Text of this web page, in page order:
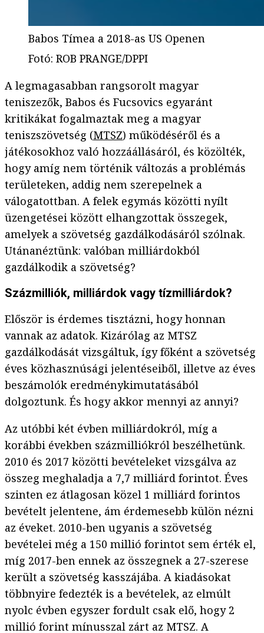
Babos Tímea a 2018-as US Openen
Fotó: ROB PRANGE/DPPI
A legmagasabban rangsorolt magyar
teniszezők, Babos és Fucsovics egyaránt
kritikákat fogalmaztak meg a magyar
teniszszövetség (MTSZ) működéséről és a
játékosokhoz való hozzáállásáról, és közölték,
hogy amíg nem történik változás a problémás
területeken, addig nem szerepelnek a
válogatottban. A felek egymás közötti nyílt
üzengetései között elhangzottak összegek,
amelyek a szövetség gazdálkodásáról szólnak.
Utánanéztünk: valóban milliárdokból
gazdálkodik a szövetség?
Százmilliók, milliárdok vagy tízmilliárdok?
Először is érdemes tisztázni, hogy honnan
vannak az adatok. Kizárólag az MTSZ
gazdálkodását vizsgáltuk, így főként a szövetség
éves közhasznúsági jelentéseiből, illetve az éves
beszámolók eredménykimutatásából
dolgoztunk. És hogy akkor mennyi az annyi?
Az utóbbi két évben milliárdokról, míg a
korábbi években százmilliókról beszélhetünk.
2010 és 2017 közötti bevételeket vizsgálva az
összeg meghaladja a 7,7 milliárd forintot. Éves
szinten ez átlagosan közel 1 milliárd forintos
bevételt jelentene, ám érdemesebb külön nézni
az éveket. 2010-ben ugyanis a szövetség
bevételei még a 150 millió forintot sem érték el,
míg 2017-ben ennek az összegnek a 27-szerese
került a szövetség kasszájába. A kiadásokat
többnyire fedezték is a bevételek, az elmúlt
nyolc évben egyszer fordult csak elő, hogy 2
millió forint mínusszal zárt az MTSZ. A